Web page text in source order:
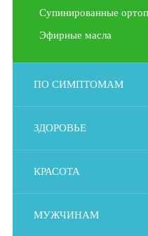
Супинированные
Эфирные масла
ПО СИМПТОМАМ
ЗДОРОВЬЕ
КРАСОТА
МУЖЧИНАМ